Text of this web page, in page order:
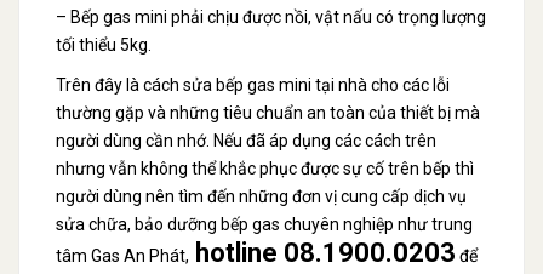
– Bếp gas mini phải chịu được nồi, vật nấu có trọng lượng
tối thiểu 5kg.
Trên đây là cách sửa bếp gas mini tại nhà cho các lỗi
thường gặp và những tiêu chuẩn an toàn của thiết bị mà
người dùng cần nhớ. Nếu đã áp dụng các cách trên
nhưng vẫn không thể khắc phục được sự cố trên bếp thì
người dùng nên tìm đến những đơn vị cung cấp dịch vụ
sửa chữa, bảo dưỡng bếp gas chuyên nghiệp như trung
tâm Gas An Phát,
hotline 08.1900.0203 để